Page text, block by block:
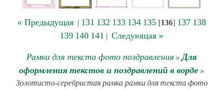
« Предыдущая| 131 132 133 134 135[136] 137 138
139 140 141 | Следующая »
Рамки для текста фото поздравления » Для
оформления текстов и поздравлений в ворде »
Золотисто-серебристая рамка рамки для текста фото